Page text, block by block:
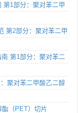
1部分：聚对苯二甲
第2部分：聚对苯二甲
第1部分：聚对苯二
聚对苯二甲酸乙二醇
（PET）切片